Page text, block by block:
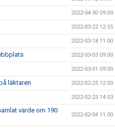
2022-04-30 09:00
2022-03-22 12:55
2022-03-18 11:00
2022-03-03 09:00
2022-03-01 09:00
läktaren 2022-02-25 12:00
2022-02-23 14:03
värde om 190
2022-02-04 11:00